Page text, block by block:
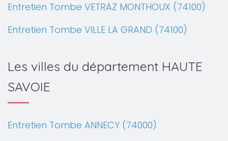
Entretien Tombe VETRAZ MONTHOUX (74100)
Entretien Tombe VILLE LA GRAND (74100)
Les villes du département HAUTE
SAVOIE
Entretien Tombe ANNECY (74000)